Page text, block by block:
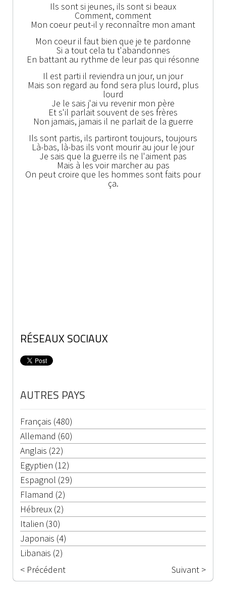
Ils sont si jeunes, ils sont si beaux
Comment, comment
Mon coeur peut-il y reconnaître mon amant
Mon coeur il faut bien que je te pardonne
Si a tout cela tu t'abandonnes
En battant au rythme de leur pas qui résonne
Il est parti il reviendra un jour, un jour
Mais son regard au fond sera plus lourd, plus
lourd
Je le sais j'ai vu revenir mon père
Et s'il parlait souvent de ses frères
Non jamais, jamais il ne parlait de la guerre
Ils sont partis, ils partiront toujours, toujours
Là-bas, là-bas ils vont mourir au jour le jour
Je sais que la guerre ils ne l'aiment pas
Mais à les voir marcher au pas
On peut croire que les hommes sont faits pour
ça.
RÉSEAUX SOCIAUX
AUTRES PAYS
Français (480)
Allemand (60)
Anglais (22)
Egyptien (12)
Espagnol (29)
Flamand (2)
Hébreux (2)
Italien (30)
Japonais (4)
Libanais (2)
< Précédent
Suivant >